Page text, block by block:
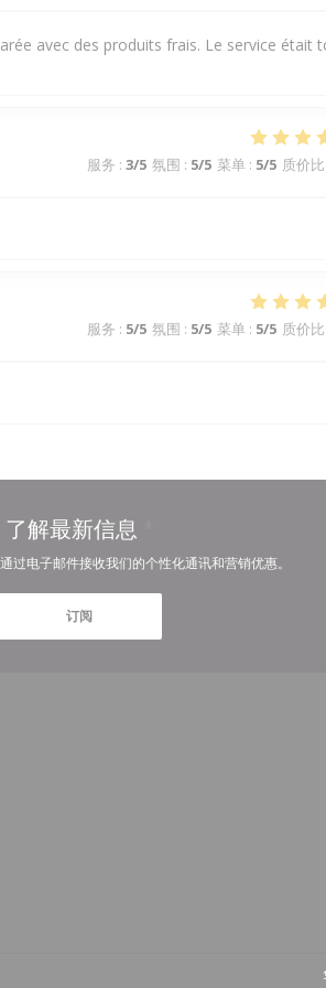
avec des produits frais. Le service était
服务 : 3/5 氛围 : 5/5 菜单 : 5/5 质价比
服务 : 5/5 氛围 : 5/5 菜单 : 5/5 质价比
了解最新信息
过电子邮件接收我们的个性化通讯和营销优惠。
订阅
窗口中打开))
((在新窗口中打开))